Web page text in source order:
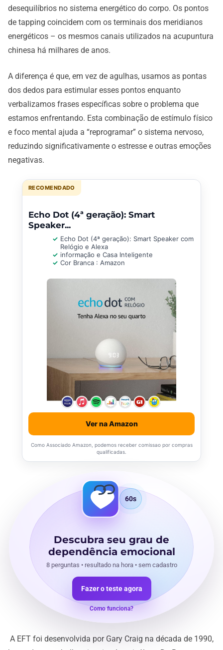
desequilíbrios no sistema energético do corpo. Os pontos
de tapping coincidem com os terminais dos meridianos
energéticos – os mesmos canais utilizados na acupuntura
chinesa há milhares de anos.
A diferença é que, em vez de agulhas, usamos as pontas
dos dedos para estimular esses pontos enquanto
verbalizamos frases específicas sobre o problema que
estamos enfrentando. Esta combinação de estímulo físico
e foco mental ajuda a “reprogramar” o sistema nervoso,
reduzindo significativamente o estresse e outras emoções
negativas.
RECOMENDADO
Echo Dot (4ª geração): Smart
Speaker...
Echo Dot (4ª geração): Smart Speaker com
Relógio e Alexa
informação e Casa Inteligente
Cor Branca : Amazon
Ver na Amazon
Como Associado Amazon, podemos receber comissao por compras
qualificadas.
60s
Descubra seu grau de
dependência emocional
8 perguntas • resultado na hora • sem cadastro
Fazer o teste agora
Como funciona?
A EFT foi desenvolvida por Gary Craig na década de 1990,